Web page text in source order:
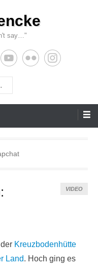
say…"
VIDEO
Kreuzbodenhütte
Land. Hoch ging es